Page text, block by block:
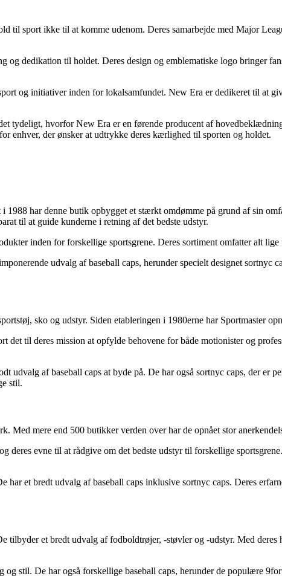
til sport ikke til at komme udenom. Deres samarbejde med Major
og dedikation til holdet. Deres design og emblematiske logo bringer
og initiativer inden for lokalsamfundet. New Era er dedikeret til at
tydeligt, hvorfor New Era er en førende producent af
enhver, der ønsker at udtrykke deres kærlighed til sporten og holdet.
har denne butik opbygget et stærkt omdømme på grund af sin
til at guide kunderne i retning af det bedste udstyr.
inden for forskellige sportsgrene. Deres sortiment omfatter alt
udvalg af baseball caps, herunder specielt designet sortnyc
sko og udstyr. Siden etableringen i 1980erne har Sportmaster
det til deres mission at opfylde behovene for både motionister og
udvalg af baseball caps at byde på. De har også sortnyc caps, der er
stil.
Med mere end 500 butikker verden over har de opnået stor
evne til at rådgive om det bedste udstyr til forskellige
et bredt udvalg af baseball caps inklusive sortnyc caps. Deres
tilbyder et bredt udvalg af fodboldtrøjer, -støvler og -udstyr. Med deres
stil. De har også forskellige baseball caps, herunder de populære